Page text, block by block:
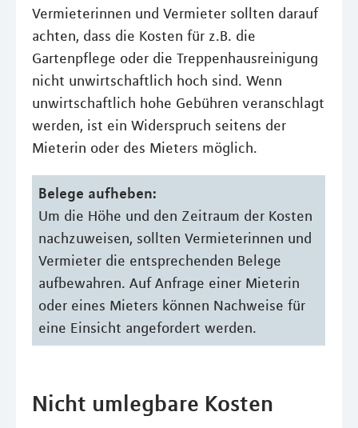
Vermieterinnen und Vermieter sollten darauf
achten, dass die Kosten für z.B. die
Gartenpflege oder die Treppenhausreinigung
nicht unwirtschaftlich hoch sind. Wenn
unwirtschaftlich hohe Gebühren veranschlagt
werden, ist ein Widerspruch seitens der
Mieterin oder des Mieters möglich.
Belege aufheben:
Um die Höhe und den Zeitraum der Kosten
nachzuweisen, sollten Vermieterinnen und
Vermieter die entsprechenden Belege
aufbewahren. Auf Anfrage einer Mieterin
oder eines Mieters können Nachweise für
eine Einsicht angefordert werden.
Nicht umlegbare Kosten